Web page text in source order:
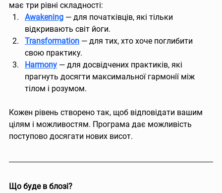
має три рівні складності:
Awakening — для початківців, які тільки
відкривають світ йоги.
Transformation — для тих, хто хоче поглибити
свою практику.
Harmony — для досвідчених практиків, які
прагнуть досягти максимальної гармонії між
тілом і розумом.
Кожен рівень створено так, щоб відповідати вашим
цілям і можливостям. Програма дає можливість
поступово досягати нових висот.
Що буде в блозі?